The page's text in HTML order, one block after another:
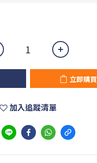
立即購買
加入追蹤清單